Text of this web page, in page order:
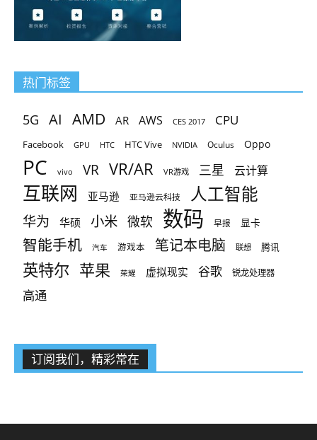
热门标签
5G AI AMD AR AWS CES 2017 CPU
Facebook GPU HTC HTC Vive NVIDIA Oculus Oppo
PC vivo VR VR/AR VR游戏 三星 云计算
互联网 亚马逊 亚马逊云科技 人工智能
华为 华硕 小米 微软 数码 早报 显卡
智能手机 汽车 游戏本 笔记本电脑 联想 腾讯
英特尔 苹果 荣耀 虚拟现实 谷歌 锐龙处理器
高通
订阅我们，精彩常在